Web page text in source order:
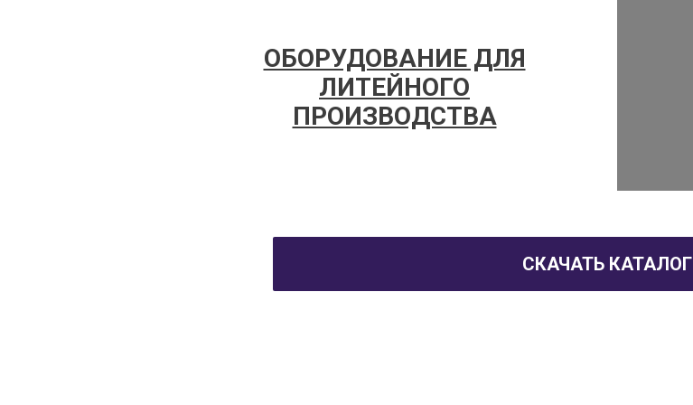
СКАЧАТЬ КАТАЛОГ
ОБОРУДОВАНИЕ ДЛЯ
ЛИТЕЙНОГО
ПРОИЗВОДСТВА